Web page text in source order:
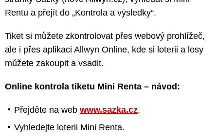
Rentu a přejít do „Kontrola a výsledky“.
Tiket si můžete zkontrolovat přes webový prohlížeč,
ale i přes aplikaci Allwyn Online, kde si loterii a losy
můžete zakoupit a vsadit.
Online kontrola tiketu Mini Renta – návod:
Přejděte na web www.sazka.cz.
Vyhledejte loterii Mini Renta.